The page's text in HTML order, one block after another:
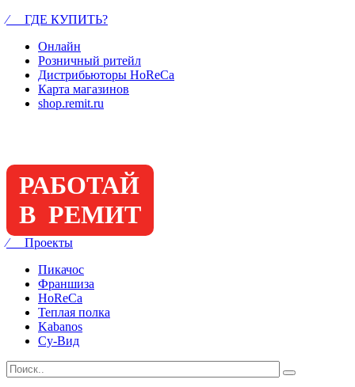
⁄ ГДЕ КУПИТЬ?
Онлайн
Розничный ритейл
Дистрибьюторы HoReCa
Карта магазинов
shop.remit.ru
РАБОТАЙ
В РЕМИТ
⁄ Проекты
Пикачос
Франшиза
HoReCa
Теплая полка
Kabanos
Су-Вид